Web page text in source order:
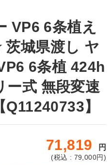
VP6 6条植え
城県渡し ヤ
6条植 424h
ー式 無段変速
】
71,819 円
(税込 : 79,000円)